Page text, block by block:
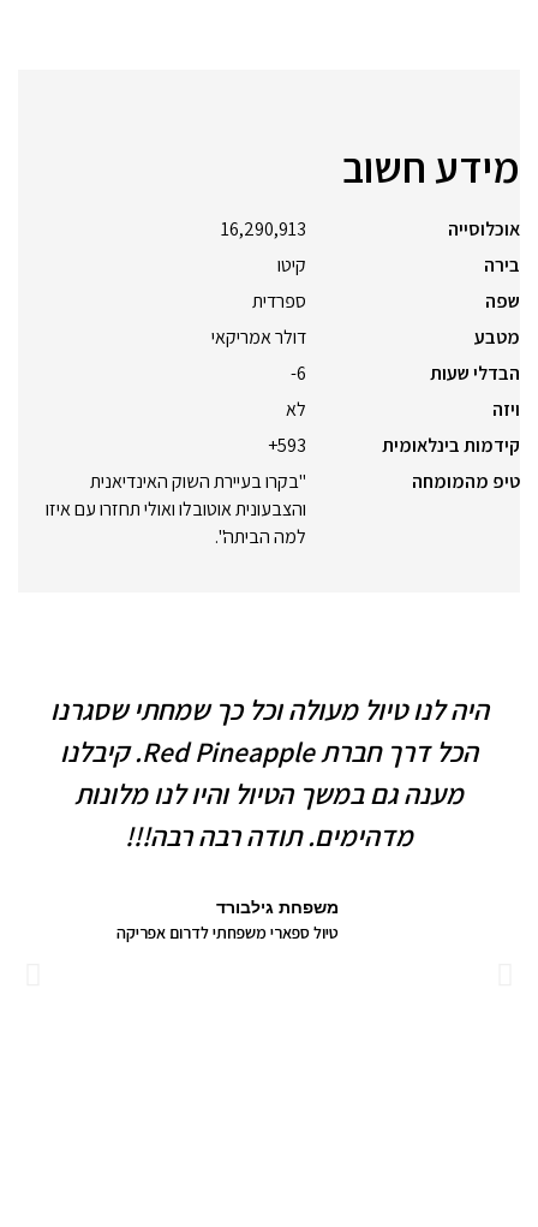
מידע חשוב
16,290,913
אוכלוסייה
קיטו
בירה
ספרדית
שפה
דולר אמריקאי
מטבע
6-
הבדלי שעות
לא
ויזה
593+
קידמות בינלאומית
"בקרו בעיירת השוק האינדיאנית
והצבעונית אוטובלו ואולי תחזרו עם איזו
למה הביתה".
טיפ מהמומחה
היה לנו טיול מעולה וכל כך שמחתי שסגרנו
הכל דרך חברת Red Pineapple. קיבלנו
מענה גם במשך הטיול והיו לנו מלונות
מדהימים. תודה רבה רבה!!!
משפחת גילבורד
טיול ספארי משפחתי לדרום אפריקה